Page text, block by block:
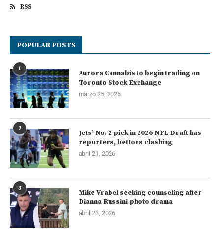
RSS
POPULAR POSTS
1
Aurora Cannabis to begin trading on
Toronto Stock Exchange
marzo 25, 2026
2
Jets’ No. 2 pick in 2026 NFL Draft has
reporters, bettors clashing
abril 21, 2026
3
Mike Vrabel seeking counseling after
Dianna Russini photo drama
abril 23, 2026